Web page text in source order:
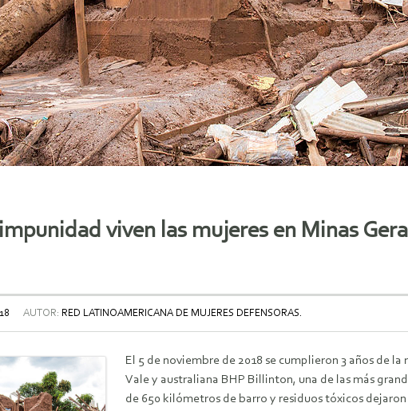
viven las mujeres en Minas
AUTOR: RED LATINOAMERICANA DE MUJERES DEFENSORAS.
El 5 de noviembre de 2018 se cumplieron 3 años de
Vale y australiana BHP Billinton, una de las más
de 650 kilómetros de barro y residuos tóxicos